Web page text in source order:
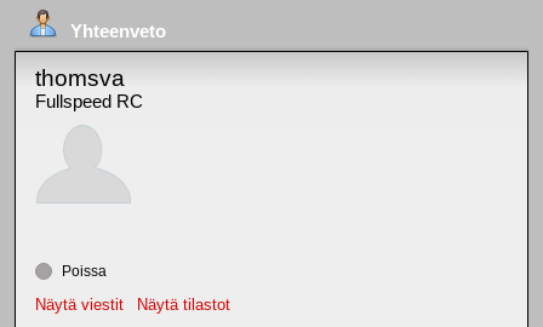
Yhteenveto
thomsva
Fullspeed RC
Poissa
Näytä viestit
Näytä tilastot